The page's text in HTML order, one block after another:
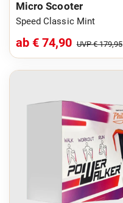
Micro Scooter
Speed Classic Mint
ab € 74,90 UVP € 179,95